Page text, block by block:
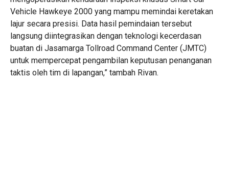
Vehicle Hawkeye 2000 yang mampu memindai keretakan
lajur secara presisi. Data hasil pemindaian tersebut
langsung diintegrasikan dengan teknologi kecerdasan
buatan di Jasamarga Tollroad Command Center (JMTC)
untuk mempercepat pengambilan keputusan penanganan
taktis oleh tim di lapangan,” tambah Rivan.